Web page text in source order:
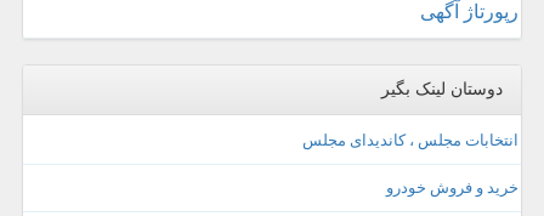
رپورتاژ آگهی
دوستان لینک بگیر
انتخابات مجلس ، کاندیدای مجلس
خرید و فروش خودرو